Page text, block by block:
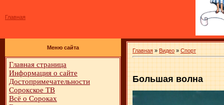
Главная
Меню сайта
Главная страница
Информация о сайте
Достопримечательности
Сорокское ТВ
Всё о Сороках
Главная » Видео » Спорт
Большая волна